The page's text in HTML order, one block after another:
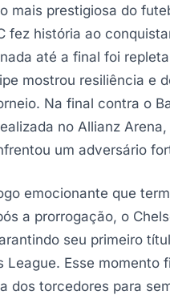
mais prestigiosa do
fez história ao
até a final foi
mostrou resiliência e
Na final contra o
no Allianz
um adversário
emocionante que
a prorrogação, o
seu primeiro
League. Esse momento
dos torcedores para